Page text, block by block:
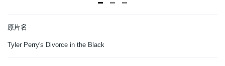
原片名
Tyler Perry's Divorce in the Black